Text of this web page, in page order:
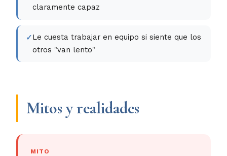
claramente capaz
Le cuesta trabajar en equipo si siente que los
otros "van lento"
Mitos y realidades
MITO